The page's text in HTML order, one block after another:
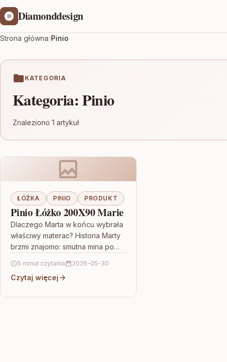
Diamonddesign
Strona główna/Pinio
KATEGORIA
Kategoria:Pinio
Znaleziono 1 artykuł
ŁÓŻKA PINIO PRODUKT
Pinio Łóżko 200X90 Marie
Dlaczego Marta w końcu wybrała
właściwy materac? Historia Marty
brzmi znajomo: smutna mina po
zdanie — „kiepsko sypiam”.
Kiedy…
5 minut czytania 2026-05-30
Czytaj więcej